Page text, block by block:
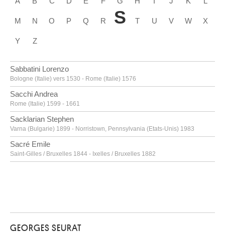
M N O P Q R S T U V W X
Y Z
Sabbatini Lorenzo
Bologne (Italie) vers 1530 - Rome (Italie) 1576
Sacchi Andrea
Rome (Italie) 1599 - 1661
Sacklarian Stephen
Varna (Bulgarie) 1899 - Norristown, Pennsylvania (Etats-Unis) 1983
Sacré Emile
Saint-Gilles / Bruxelles 1844 - Ixelles / Bruxelles 1882
Gorinchem (Pays-Bas) ca. 1607/1608 - Rotterdam (Pays-Bas) 1681
GEORGES SEURAT